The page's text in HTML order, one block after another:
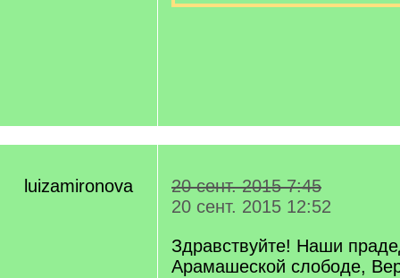
luizamironova
20 сент. 2015 7:45
20 сент. 2015 12:52
Здравствуйте! Наши
Арамашеской слободе,